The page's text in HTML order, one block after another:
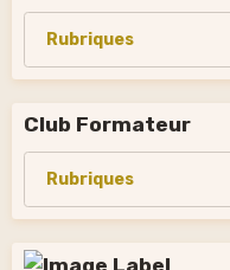
Club Formateur